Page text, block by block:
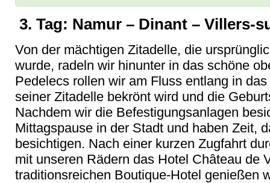
3. Tag: Namur – Dinant – Villers-
Von der mächtigen Zitadelle, die
wurde, radeln wir hinunter in das schöne
Pedelecs rollen wir am Fluss entlang in
seiner Zitadelle bekrönt wird und die
Nachdem wir die Befestigungsanlagen
Mittagspause in der Stadt und haben Zeit,
besichtigen. Nach einer kurzen Zugfahrt
mit unseren Rädern das Hotel Château de
traditionsreichen Boutique-Hotel genießen